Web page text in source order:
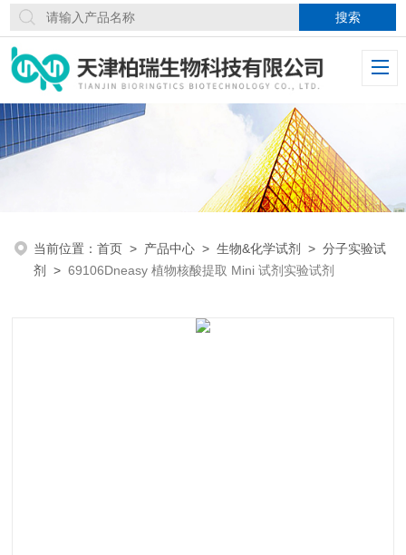
当前位置：首页 > 产品中心 >生物&化学试剂 >分子实验试
剂
>69106Dneasy 植物核酸提取 Mini 试剂实验试剂